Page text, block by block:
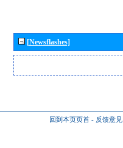
[Newsflashes]
回到本页页首 - 反馈意见